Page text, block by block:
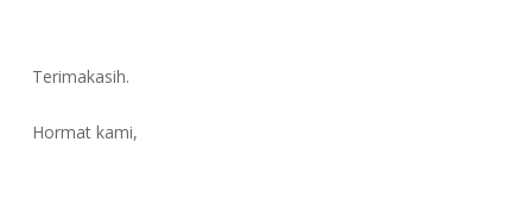
Terimakasih.
Hormat kami,